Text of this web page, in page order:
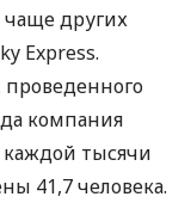
других
Express.
проведенного
компания
каждой тысячи
41,7 человека.